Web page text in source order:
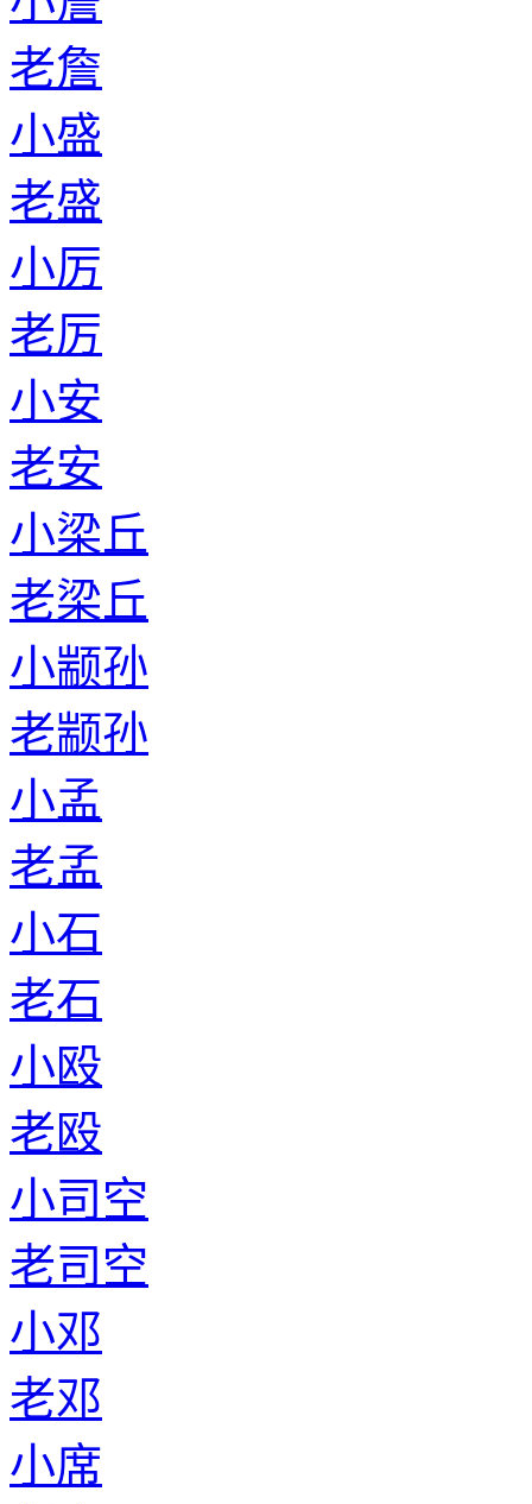
老詹
小盛
老盛
小厉
老厉
小安
老安
小梁丘
老梁丘
小颛孙
老颛孙
小孟
老孟
小石
老石
小殴
老殴
小司空
老司空
小邓
老邓
小席